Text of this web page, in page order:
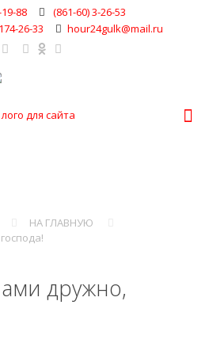
88
(861-60) 3-26-53
26-33
hour24gulk@mail.ru
НА ГЛАВНУЮ
дружно,